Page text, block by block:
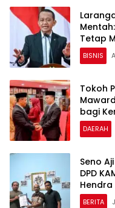
Tetap
BISNIS
Tokoh
bagi
DAERAH
Seno
DPD
Hendra
BERITA